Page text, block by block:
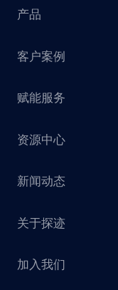
产品
探迹 AI Agent
探迹 AI 拓客
探迹 AI 集客
探迹 AI 触达
探迹 AI CRM
客户案例
赋能服务
芒种行动
赋能计划
资源中心
销售干货
探迹大数据研究院
新闻动态
关于探迹
企业介绍
加入我们